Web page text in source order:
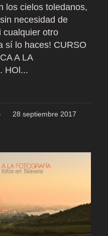
los cielos toledanos,
necesidad de
cualquier otro
sí lo haces! CURSO
A LA
HOl...
28 septiembre 2017